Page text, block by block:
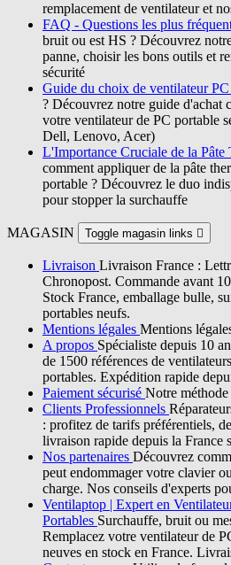
remplacement de ventilateur et
FAQ - Questions les plus
bruit ou est HS ? Découvrez
panne, choisir les bons outils et
sécurité
Guide du choix de ventilateur
? Découvrez notre guide d'achat
votre ventilateur de PC portable
Dell, Lenovo, Acer)
L'Importance Cruciale de la Pâte
comment appliquer de la pâte
portable ? Découvrez le duo
pour stopper la surchauffe
MAGASIN Toggle magasin links 
Livraison Livraison France :
Chronopost. Commande avant
Stock France, emballage bulle,
portables neufs.
Mentions légales Mentions
A propos Spécialiste depuis 10
de 1500 références de
portables. Expédition rapide
Paiement sécurisé Notre méthode
Clients Professionnels
: profitez de tarifs préférentiels,
livraison rapide depuis la France
Nos partenaires Découvrez
peut endommager votre clavier
charge. Nos conseils d'experts
Ventilaptop | Expert en
Portables Surchauffe, bruit ou
Remplacez votre ventilateur de
neuves en stock en France.